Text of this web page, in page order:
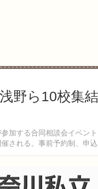
野ら10校集
加する合同相談会イベン
される。事前予約制、申